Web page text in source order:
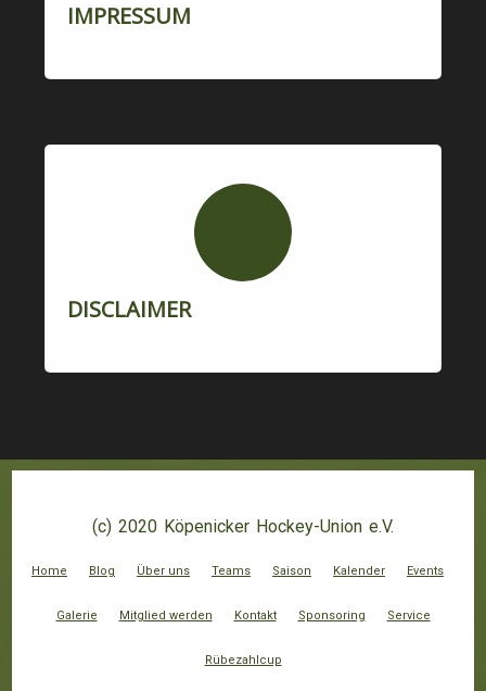
IMPRESSUM
DISCLAIMER
(c) 2020 Köpenicker Hockey-Union e.V.
Home Blog Über uns Teams Saison Kalender Events
Galerie Mitglied werden Kontakt Sponsoring Service
Rübezahlcup